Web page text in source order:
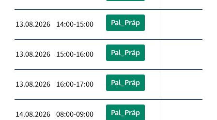
13.08.2026 14:00-15:00 Pal_Präp
13.08.2026 15:00-16:00 Pal_Präp
13.08.2026 16:00-17:00 Pal_Präp
14.08.2026 08:00-09:00 Pal_Präp